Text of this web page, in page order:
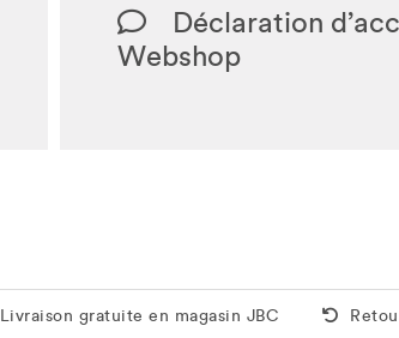
Déclaration
Webshop
Livraison gratuite en magasin JBC
Livraison gratuite en magasin JBC